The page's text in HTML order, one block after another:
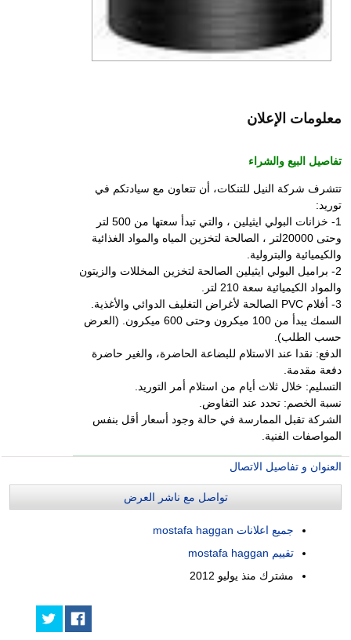
معلومات الإعلان
تفاصيل البيع والشراء
تتشرف شركة النيل للتنكات، أن تتعاون مع سيادتكم في
توريد:
1- خزانات البولي ايثيلين ، والتي تبدأ سعتها من 500 لتر
وحتى 20000لتر ، الصالحة لتخزين المياه والمواد الغذائية
والكيميائية والبترولية.
2- براميل البولي ايثيلين الصالحة لتخزين المخللات والزيتون
والمواد الكيميائية سعة 210 لتر.
3- أفلام PVC الصالحة لأغراض التغليف الدوائي والأغذية.
السمك يبدأ من 100 ميكرون وحتى 600 ميكرون. (العرض
حسب الطلب).
الدفع: نقدا عند الاستلام للبضاعة الحاضرة، والغير حاضرة
دفعة مقدمة.
التسليم: خلال ثلاث أيام من استلام أمر التوريد.
نسبة الخصم: تحدد عند التفاوض.
الشركة تقبل الممارسة في حالة وجود أسعار أقل بنفس
المواصفات الفنية.
العنوان و تفاصيل الاتصال
تواصل مع ناشر العرض
جميع اعلانات mostafa haggan
تقييم mostafa haggan
مشترك منذ يوليو 2012